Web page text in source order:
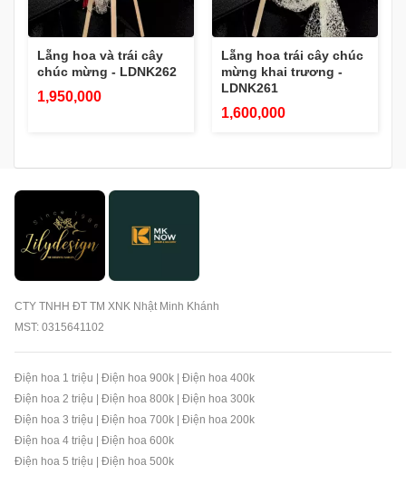
Lẵng hoa và trái cây
chúc mừng - LDNK262
1,950,000
Lẵng hoa trái cây chúc
mừng khai trương -
LDNK261
1,600,000
CTY TNHH ĐT TM XNK Nhật Minh Khánh
MST: 0315641102
Điện hoa 1 triệu Điện hoa 900k
Điện hoa 400k
Điện hoa 2 triệu
Điện hoa 800k
Điện hoa 300k
Điện hoa 3 triệu
Điện hoa 700k
Điện hoa 200k
Điện hoa 4 triệu
Điện hoa 600k
Điện hoa 5 triệu
Điện hoa 500k